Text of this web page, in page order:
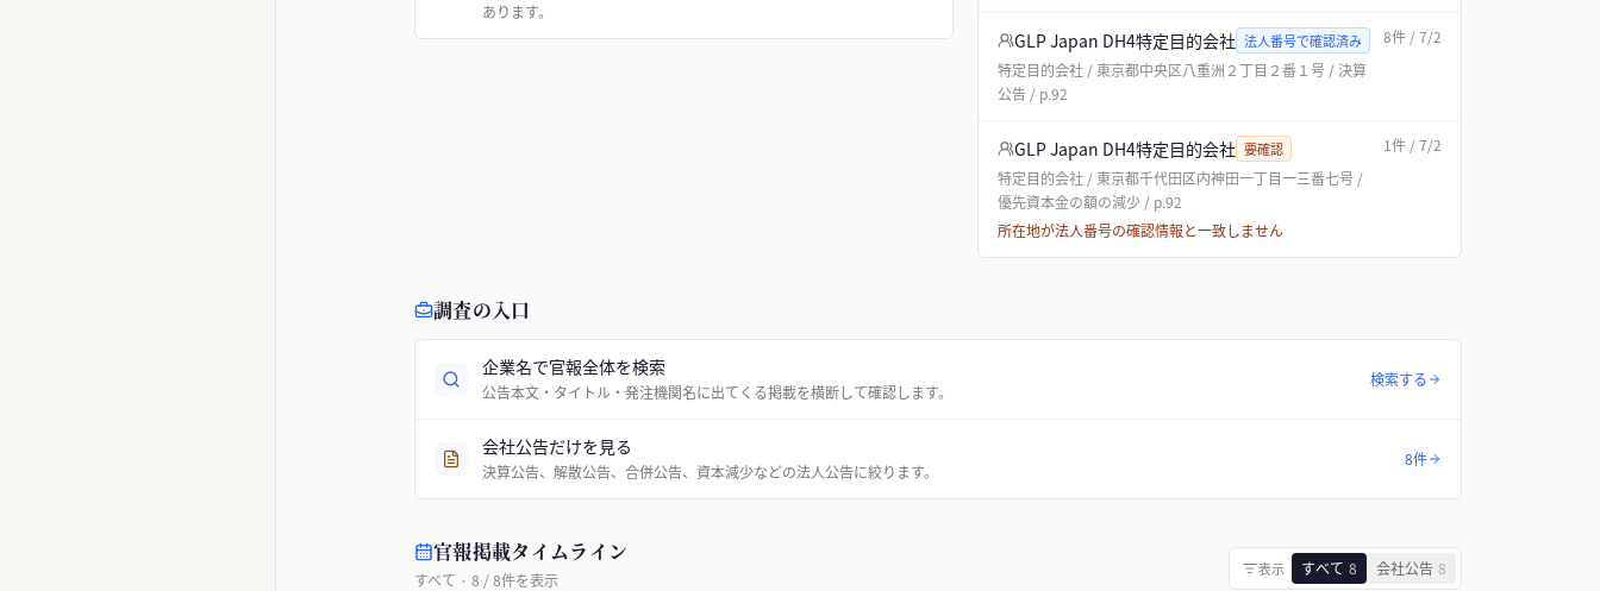
あります。
GLP Japan DH4特定目的会社 法人番号で確認済み
特定目的会社 / 東京都中央区八重洲２丁目２番１号 / 決算
公告 / p.92
8件/ 7/2
GLP Japan DH4特定目的会社 要確認
特定目的会社 / 東京都千代田区内神田一丁目一三番七号 /
優先資本金の額の減少 / p.92
所在地が法人番号の確認情報と一致しません
1件/ 7/2
調査の入口
企業名で官報全体を検索
公告本文・タイトル・発注機関名に出てくる掲載を横断して確認します。
検索する
会社公告だけを見る
決算公告、解散公告、合併公告、資本減少などの法人公告に絞ります。
8件
官報掲載タイムライン
すべて · 8 /8件を表示
表示 すべて 8 会社公告 8